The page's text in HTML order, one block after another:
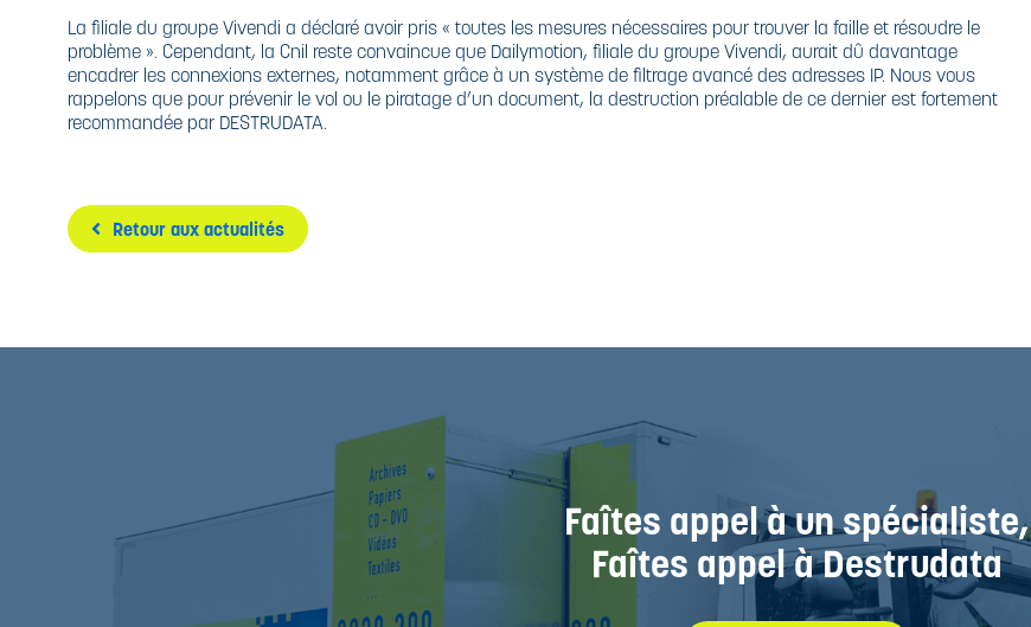
La filiale du groupe Vivendi a déclaré avoir pris « toutes les mesures nécessaires pour trouver la faille et résoudre le
problème ». Cependant, la Cnil reste convaincue que Dailymotion, filiale du groupe Vivendi, aurait dû davantage
encadrer les connexions externes, notamment grâce à un système de filtrage avancé des adresses IP. Nous vous
rappelons que pour prévenir le vol ou le piratage d’un document, la destruction préalable de ce dernier est fortement
recommandée par DESTRUDATA.
Retour aux actualités
Faîtes appel à un spécialiste,
Faîtes appel à Destrudata